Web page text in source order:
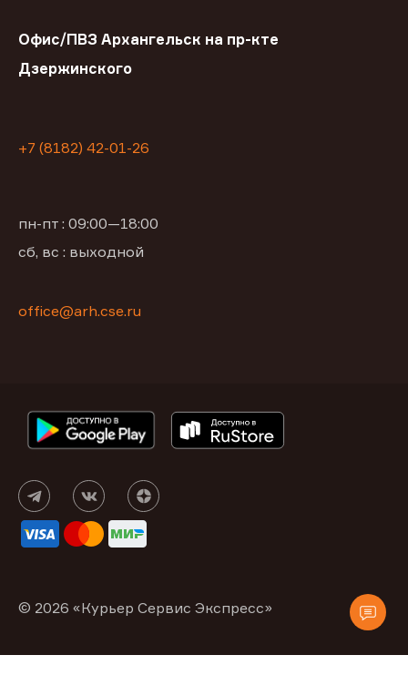
Офис/ПВЗ Архангельск на пр-кте
Дзержинского
+7 (8182) 42-01-26
пн-пт : 09:00—18:00
сб, вс : выходной
office@arh.cse.ru
© 2026 «Курьер Сервис Экспресс»